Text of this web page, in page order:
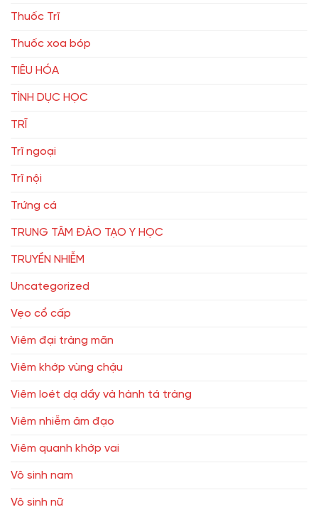
Thuốc Trĩ
Thuốc xoa bóp
TIÊU HÓA
TÌNH DỤC HỌC
TRĨ
Trĩ ngoại
Trĩ nội
Trứng cá
TRUNG TÂM ĐÀO TẠO Y HỌC
TRUYỀN NHIỄM
Uncategorized
Vẹo cổ cấp
Viêm đại tràng mãn
Viêm khớp vùng chậu
Viêm loét dạ dầy và hành tá tràng
Viêm nhiễm âm đạo
Viêm quanh khớp vai
Vô sinh nam
Vô sinh nữ